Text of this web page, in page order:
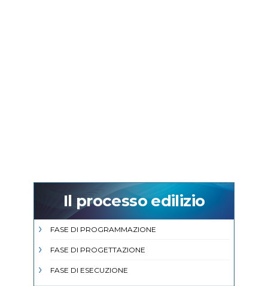
Il processo edilizio
FASE DI PROGRAMMAZIONE
FASE DI PROGETTAZIONE
FASE DI ESECUZIONE